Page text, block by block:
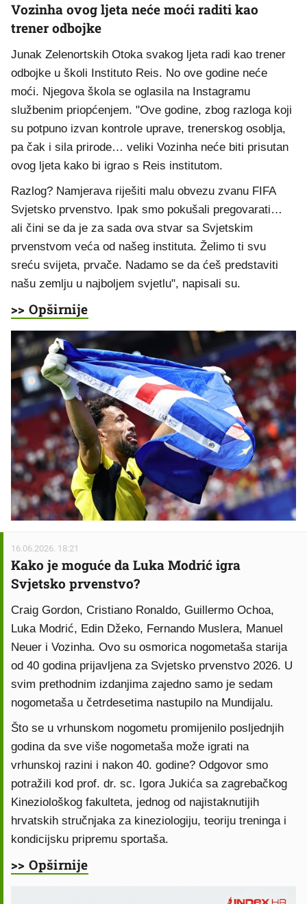
Vozinha ovog ljeta neće moći raditi kao
trener odbojke
Junak Zelenortskih Otoka svakog ljeta radi kao trener
odbojke u školi Instituto Reis. No ove godine neće
moći. Njegova škola se oglasila na Instagramu
službenim priopćenjem. "Ove godine, zbog razloga koji
su potpuno izvan kontrole uprave, trenerskog osoblja,
pa čak i sila prirode… veliki Vozinha neće biti prisutan
ovog ljeta kako bi igrao s Reis institutom.
Razlog? Namjerava riješiti malu obvezu zvanu FIFA
Svjetsko prvenstvo. Ipak smo pokušali pregovarati…
ali čini se da je za sada ova stvar sa Svjetskim
prvenstvom veća od našeg instituta. Želimo ti svu
sreću svijeta, prvače. Nadamo se da ćeš predstaviti
našu zemlju u najboljem svjetlu", napisali su.
>> Opširnije
16.06.2026. 18:21
Kako je moguće da Luka Modrić igra
Svjetsko prvenstvo?
Craig Gordon, Cristiano Ronaldo, Guillermo Ochoa,
Luka Modrić, Edin Džeko, Fernando Muslera, Manuel
Neuer i Vozinha. Ovo su osmorica nogometaša starija
od 40 godina prijavljena za Svjetsko prvenstvo 2026. U
svim prethodnim izdanjima zajedno samo je sedam
nogometaša u četrdesetima nastupilo na Mundijalu.
Što se u vrhunskom nogometu promijenilo posljednjih
godina da sve više nogometaša može igrati na
vrhunskoj razini i nakon 40. godine? Odgovor smo
potražili kod prof. dr. sc. Igora Jukića sa zagrebačkog
Kineziološkog fakulteta, jednog od najistaknutijih
hrvatskih stručnjaka za kineziologiju, teoriju treninga i
kondicijsku pripremu sportaša.
>> Opširnije